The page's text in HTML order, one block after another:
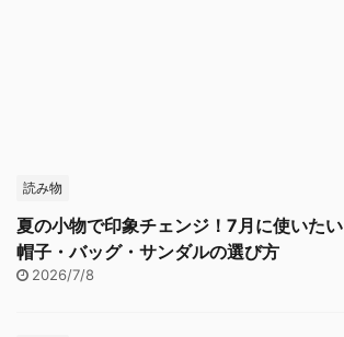
読み物
夏の小物で印象チェンジ！7月に使いたい
帽子・バッグ・サンダルの選び方
2026/7/8